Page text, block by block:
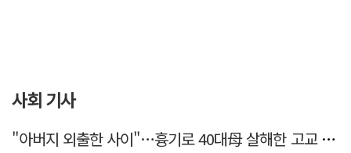
사회 기사
"아버지 외출한 사이"…흉기로 40대母 살해한 고교 자퇴생, 구속 기로에